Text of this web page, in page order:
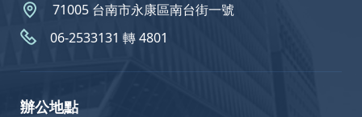
71005 台南市永康區南台街一號
06-2533131 轉 4801
辦公地點